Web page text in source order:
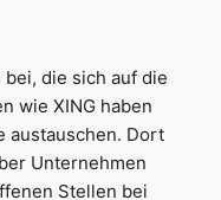
die sich auf die
wie XING haben
austauschen. Dort
Unternehmen
Stellen bei